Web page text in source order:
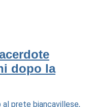
dopo la
al prete biancavillese,